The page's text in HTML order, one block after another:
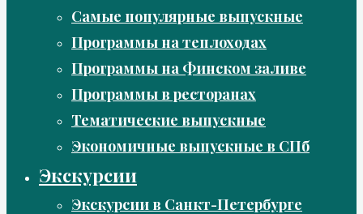
Самые популярные выпускные
Программы на теплоходах
Программы на Финском заливе
Программы в ресторанах
Тематические выпускные
Экономичные выпускные в СПб
Экскурсии
Экскурсии в Санкт-Петербурге